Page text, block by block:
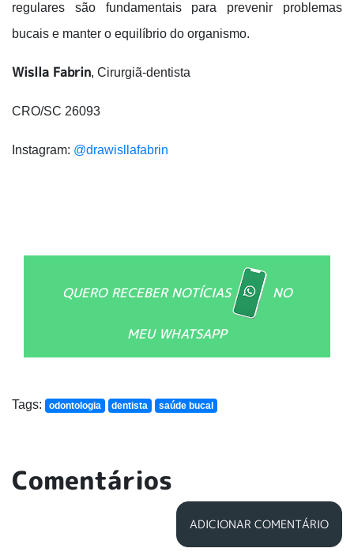
regulares são fundamentais para prevenir problemas
bucais e manter o equilíbrio do organismo.
Wislla Fabrin, Cirurgiã-dentista
CRO/SC 26093
Instagram: @drawisllafabrin
QUERO RECEBER NOTÍCIAS NO
MEU WHATSAPP
Tags: odontologia dentista saúde bucal
Comentários
ADICIONAR COMENTÁRIO